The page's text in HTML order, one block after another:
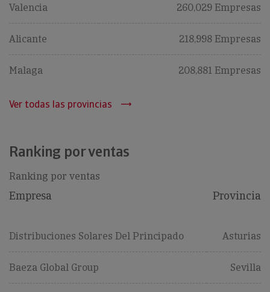
Valencia 260,029 Empresas
Alicante 218,998 Empresas
Malaga 208,881 Empresas
Ver todas las provincias
Ranking por ventas
Ranking por ventas
Empresa Provincia
Distribuciones Solares Del Principado Asturias
Baeza Global Group Sevilla